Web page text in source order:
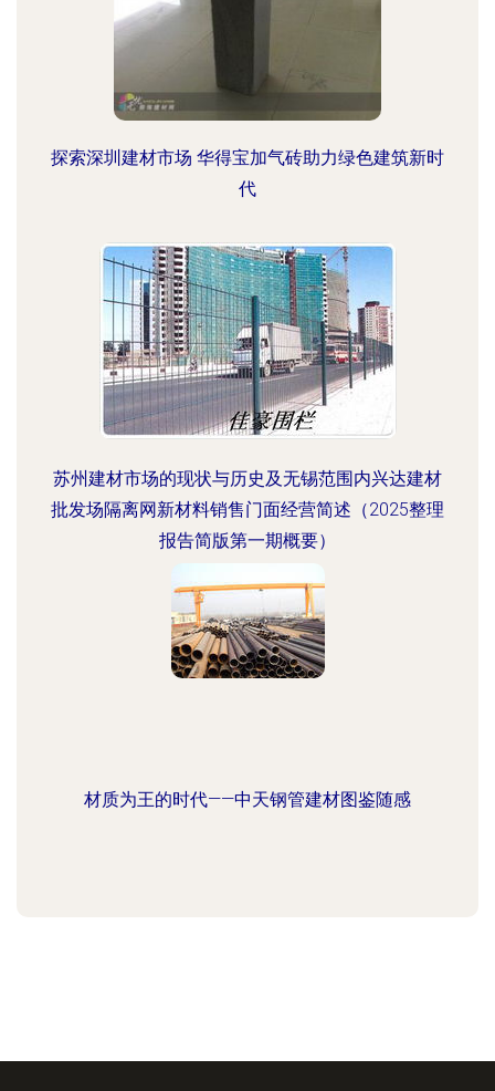
探索深圳建材市场 华得宝加气砖助力绿色建筑新时
代
苏州建材市场的现状与历史及无锡范围内兴达建材
批发场隔离网新材料销售门面经营简述（2025整理
报告简版第一期概要）
材质为王的时代——中天钢管建材图鉴随感